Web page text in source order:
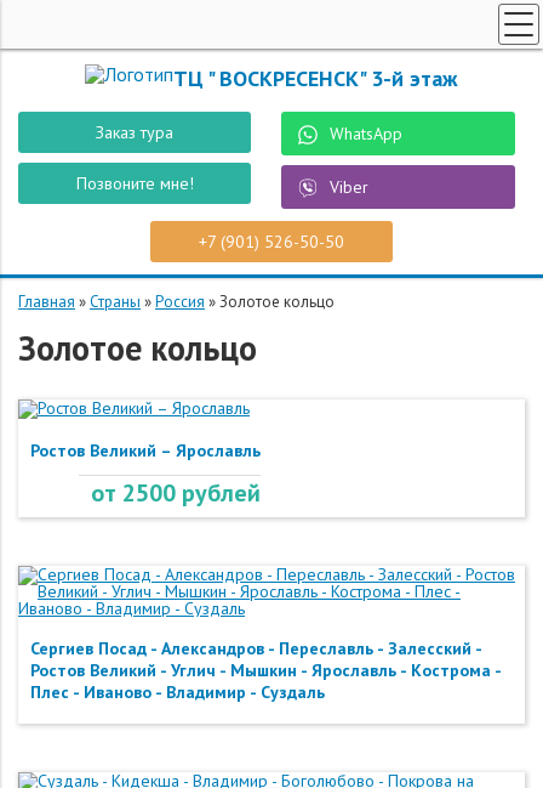
ТЦ " ВОСКРЕСЕНСК" 3-й этаж
Заказ тура
Позвоните мне!
WhatsApp
Viber
+7 (901) 526-50-50
ТУРЫ ПО РОССИИ
ПОИСК ТУРОВ
СПЕЦПРЕДЛОЖЕНИЯ
РОБОТ "ВОСТУР"
СТРАНЫ
О КОМПАНИИ
ЗАКАЗ ТУРА
Главная »Страны »Россия »Золотое кольцо
Золотое кольцо
Ростов Великий – Ярославль
от 2500 рублей
Сергиев Посад - Александров - Переславль - Залесский -
Ростов Великий - Углич - Мышкин - Ярославль - Кострома -
Плес - Иваново - Владимир - Суздаль